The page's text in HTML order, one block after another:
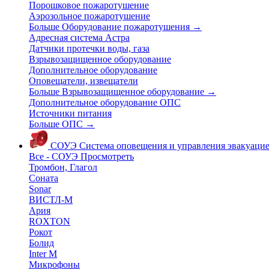
Порошковое пожаротушение
Аэрозольное пожаротушение
Больше Оборудование пожаротушения →
Адресная система Астра
Датчики протечки воды, газа
Взрывозащищенное оборудование
Дополнительное оборудование
Оповещатели, извещатели
Больше Взрывозащищенное оборудование →
Дополнительное оборудование ОПС
Источники питания
Больше ОПС →
СОУЭ Система оповещения и управления
Все - СОУЭ Просмотреть
Тромбон, Глагол
Соната
Sonar
ВИСТЛ-М
Ария
ROXTON
Рокот
Болид
Inter M
Микрофоны